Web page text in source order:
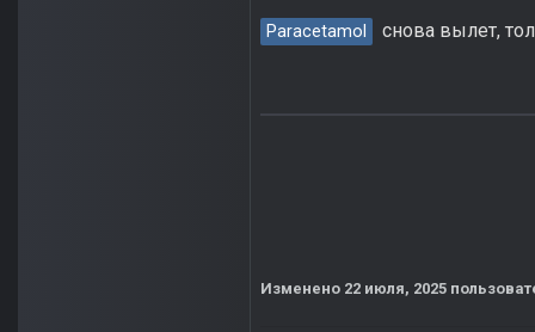
Paracetamol снова вылет,
Изменено 22 июля, 2025